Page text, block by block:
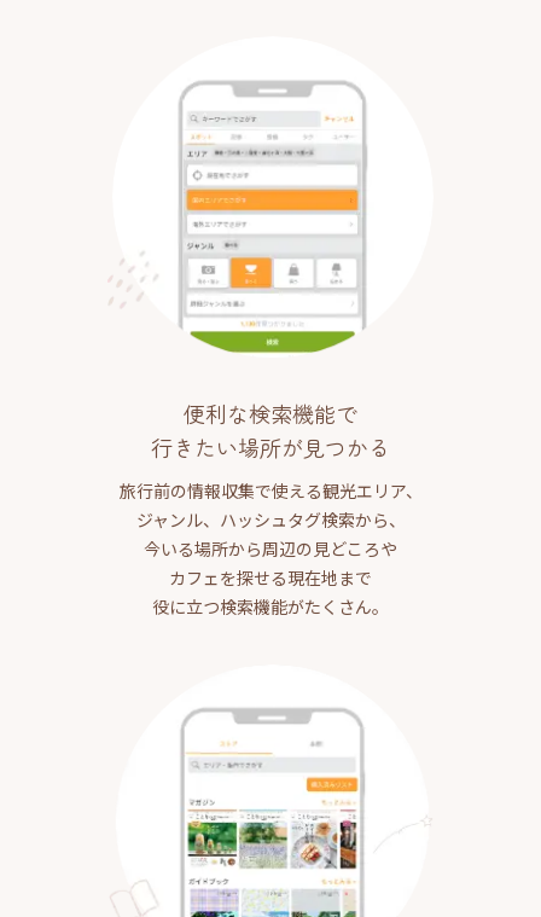
便利な検索機能で
行きたい場所が見つかる
旅行前の情報収集で使える観光エリア、
ジャンル、ハッシュタグ検索から、
今いる場所から周辺の見どころや
カフェを探せる現在地まで
役に立つ検索機能がたくさん。